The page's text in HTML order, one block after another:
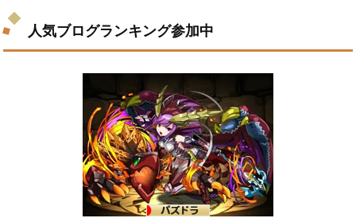
人気ブログランキング参加中